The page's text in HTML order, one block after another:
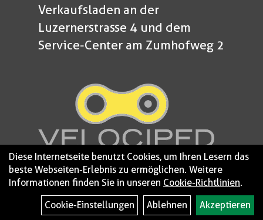
Verkaufsladen an der
Luzernerstrasse 4 und dem
Service-Center am Zumhofweg 2
© 2026 - Velociped Impressum
Diese Internetseite benutzt Cookies, um Ihren Lesern das
beste Webseiten-Erlebnis zu ermöglichen. Weitere
Informationen finden Sie in unseren Cookie-Richtlinien.
Cookie-Einstellungen
Ablehnen Akzeptieren